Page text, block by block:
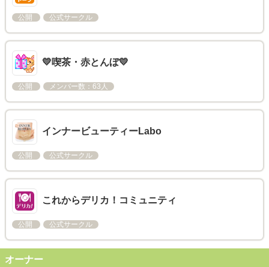
公開 公式サークル
💛喫茶・赤とんぼ💛
公開 メンバー数：63人
インナービューティーLabo
公開 公式サークル
これからデリカ！コミュニティ
公開 公式サークル
オーナー